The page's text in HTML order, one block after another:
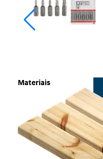
Materiais